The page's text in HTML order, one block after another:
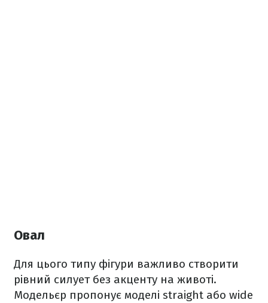
Овал
Для цього типу фігури важливо створити
рівний силует без акценту на животі.
Модельєр пропонує моделі straight або wide